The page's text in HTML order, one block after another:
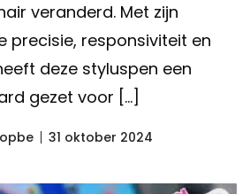
veranderd. Met zijn
precisie, responsiviteit en
deze styluspen een
gezet voor […]
31 oktober 2024